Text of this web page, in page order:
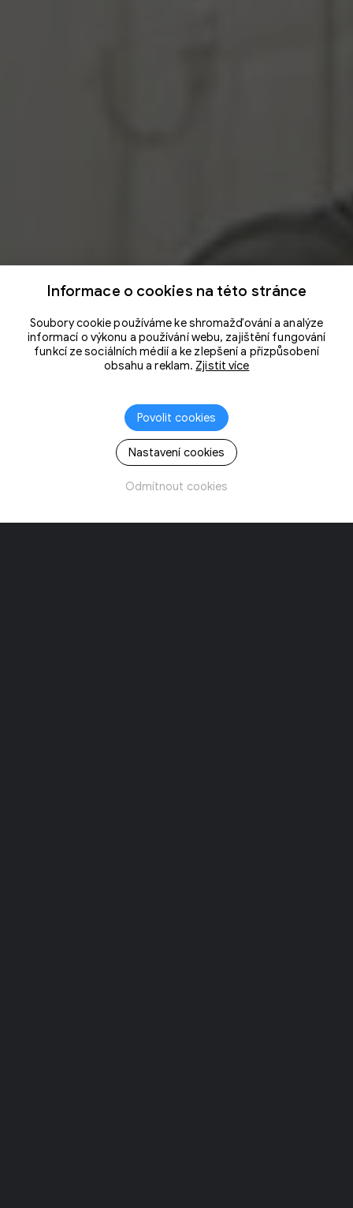
Informace o cookies na této stránce
Soubory cookie používáme ke shromažďování a analýze
informací o výkonu a používání webu, zajištění fungování
funkcí ze sociálních médií a ke zlepšení a přizpůsobení
obsahu a reklam. Zjistit více
Povolit cookies
Nastavení cookies
Odmítnout cookies